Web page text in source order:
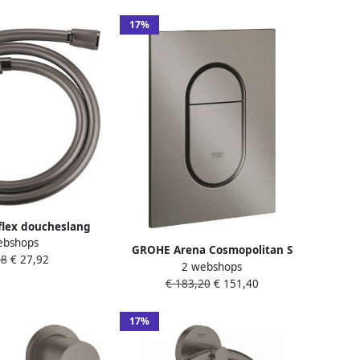
geborsteld
doucheslang
kunststof hard
28362A00
€ 27,92
17%
GROHE Arena Cosmopolitan S
Bedieningsplaat mechanisch
tweeknops 172 x 130mm (LxB)
2 webshops
€ 183,20€ 151,40
17%